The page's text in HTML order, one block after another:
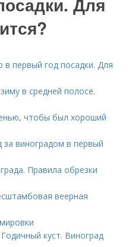
первый год посадки. Для
в средней полосе.
чтобы был хороший
за виноградом в первый
Правила обрезки
веерная
куст. Виноград